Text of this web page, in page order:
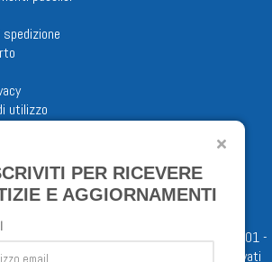
utilizzo
Actuositatem ETS © 2023 - P.I. 05398481001 -
888781 del 23/02/98 - Tutti i diritti riservati
PER RICEVERE
E AGGIORNAMENTI